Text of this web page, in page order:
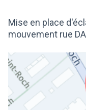
Mise en place
mouvement rue